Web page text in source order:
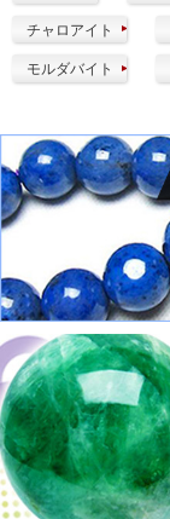
チャロアイト
モルダバイト